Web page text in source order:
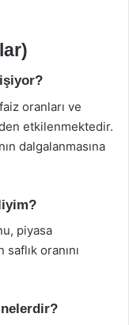
oranları ve
etkilenmektedir.
dalgalanmasına
piyasa
oranını
nelerdir?